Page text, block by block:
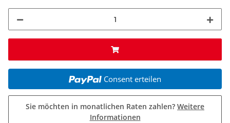
Consent erteilen
Sie möchten in monatlichen Raten zahlen? Weitere
Informationen